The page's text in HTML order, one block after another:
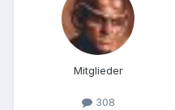
Mitglieder
308